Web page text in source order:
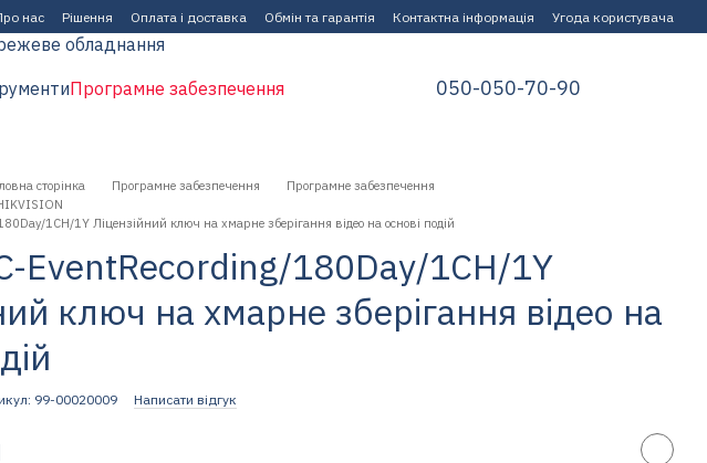
нас Рішення Оплата і доставка Обмін та гарантія Контактна інформація Угода користувача
обладнання
Програмне забезпечення
050-050-70-90
сторінка Програмне забезпечення
Програмне забезпечення
1CH/1Y Ліцензійний ключ на хмарне зберігання відео на основі подій
EventRecording/180Day/1CH/1Y
ключ на хмарне зберігання відео на
99-00020009 Написати відгук